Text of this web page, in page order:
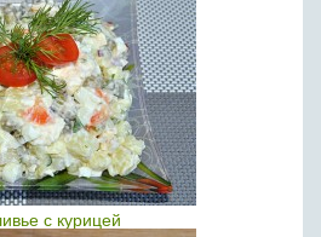
с курицей